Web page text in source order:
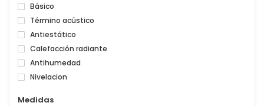
Básico
Término acústico
Antiestático
Calefacción radiante
Antihumedad
Nivelacion
Medidas